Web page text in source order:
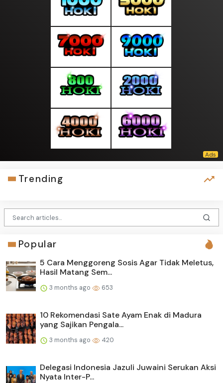
Trending
Popular
5 Cara Menggoreng Sosis Agar Tidak Meletus,
Hasil Matang Sem...
3 months ago 653
10 Rekomendasi Sate Ayam Enak di Madura
yang Sajikan Pengala...
3 months ago 420
Delegasi Indonesia Jazuli Juwaini Serukan Aksi
Nyata Inter-P...